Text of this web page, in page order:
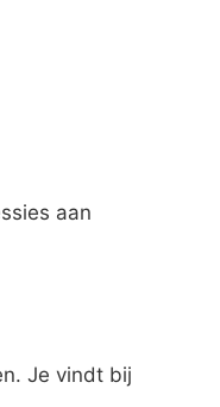
aan
Je vindt bij